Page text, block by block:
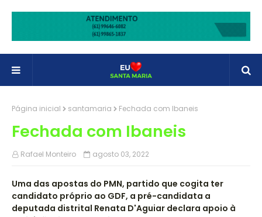
Página inicial santamaria Fechada com Ibaneis
Fechada com Ibaneis
Rafael Monteiro agosto 03, 2022
Uma das apostas do PMN, partido que cogita ter
candidato próprio ao GDF, a pré-candidata a
deputada distrital Renata D'Aguiar declara apoio à